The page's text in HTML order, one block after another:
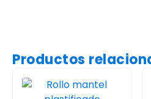
Productos